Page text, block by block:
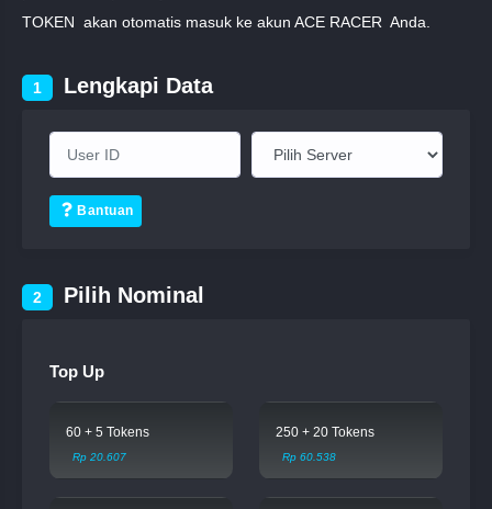
TOKEN akan otomatis masuk ke akun ACE RACER Anda.
1 Lengkapi Data
Bantuan
2 Pilih Nominal
Top Up
60 + 5 Tokens
Rp 20.607
250 + 20 Tokens
Rp 60.538